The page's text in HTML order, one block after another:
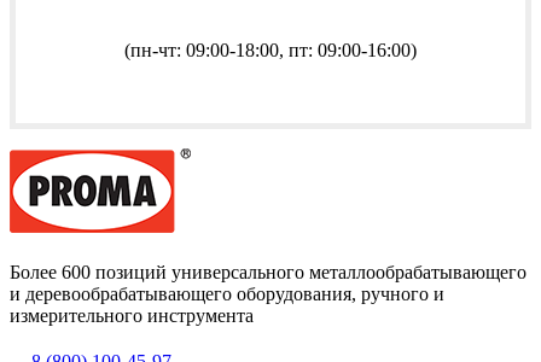
(пн-чт: 09:00-18:00, пт: 09:00-16:00)
Более 600 позиций универсального металлообрабатывающего
и деревообрабатывающего оборудования, ручного и
измерительного инструмента